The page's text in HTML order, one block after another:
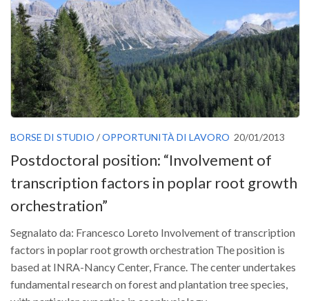
Versamento Quote di Iscrizione
Gruppi di Lavoro
Lista dei Gruppi di Lavoro SISEF
GdL Inquinamento e Foreste
GdL Terpeni in Ecologia
GdL Geomatica Forestale
GdL Filiera del legno
BORSE DI STUDIO /OPPORTUNITÀ DI LAVORO 20/01/2013
Postdoctoral position: “Involvement of
transcription factors in poplar root growth
orchestration”
Segnalato da: Francesco Loreto Involvement of transcription
factors in poplar root growth orchestration The position is
based at INRA-Nancy Center, France. The center undertakes
fundamental research on forest and plantation tree species,